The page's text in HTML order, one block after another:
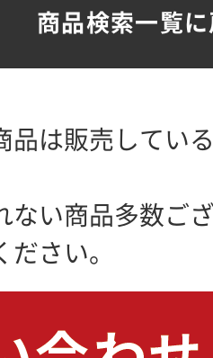
商品検索一覧
品は販売してい
ない商品多数ご
さい。